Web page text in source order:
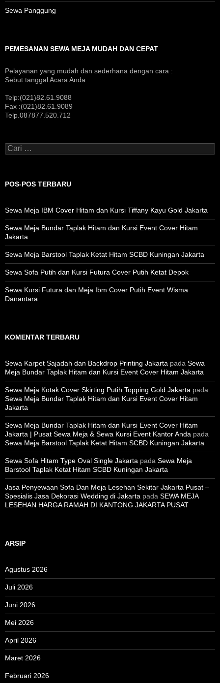
Sewa Panggung
PEMESANAN SEWA MEJA MUDAH DAN CEPAT
Pelayanan yang mudah dan sederhana dengan cara :
Sebut tanggal Acara Anda
Telp:(021)82.61.9088
Fax :(021)82.61.9089
Telp.087877.520.712
Cari
untuk:
POS-POS TERBARU
Sewa Meja IBM Cover Hitam dan Kursi Tiffany Kayu Gold Jakarta
Sewa Meja Bundar Taplak Hitam dan Kursi Event Cover Hitam
Jakarta
Sewa Meja Barstool Taplak Ketat Hitam SCBD Kuningan Jakarta
Sewa Sofa Putih dan Kursi Futura Cover Putih Ketat Depok
Sewa Kursi Futura dan Meja Ibm Cover Putih Event Wisma
Danantara
KOMENTAR TERBARU
Sewa Karpet Sajadah dan Backdrop Printing Jakarta pada Sewa
Meja Bundar Taplak Hitam dan Kursi Event Cover Hitam Jakarta
Sewa Meja Kotak Cover Skirting Putih Topping Gold Jakarta pada
Sewa Meja Bundar Taplak Hitam dan Kursi Event Cover Hitam
Jakarta
Sewa Meja Bundar Taplak Hitam dan Kursi Event Cover Hitam
Jakarta | Pusat Sewa Meja & Sewa Kursi Event Kantor Anda pada
Sewa Meja Barstool Taplak Ketat Hitam SCBD Kuningan Jakarta
Sewa Sofa Hitam Type Oval Single Jakarta pada Sewa Meja
Barstool Taplak Ketat Hitam SCBD Kuningan Jakarta
Jasa Penyewaan Sofa Dan Meja Lesehan Sekitar Jakarta Pusat –
Spesialis Jasa Dekorasi Wedding di Jakarta pada SEWA MEJA
LESEHAN HARGA RAMAH DI KANTONG JAKARTA PUSAT
ARSIP
Agustus 2026
Juli 2026
Juni 2026
Mei 2026
April 2026
Maret 2026
Februari 2026